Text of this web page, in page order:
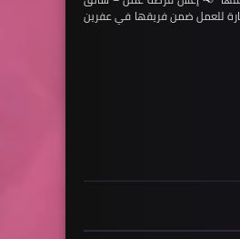
للعمل ضمن فريقها في عفرين